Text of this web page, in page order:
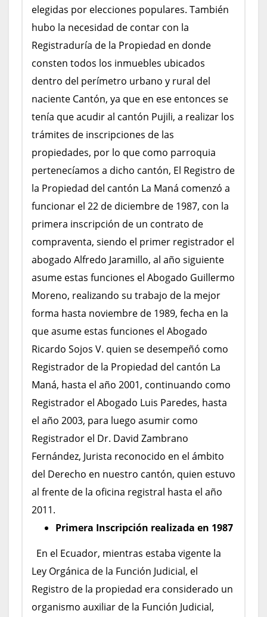
elegidas por elecciones populares. También
hubo la necesidad de contar con la
Registraduría de la Propiedad en donde
consten todos los inmuebles ubicados
dentro del perímetro urbano y rural del
naciente Cantón, ya que en ese entonces se
tenía que acudir al cantón Pujili, a realizar los
trámites de inscripciones de las
propiedades, por lo que como parroquia
pertenecíamos a dicho cantón, El Registro de
la Propiedad del cantón La Maná comenzó a
funcionar el 22 de diciembre de 1987, con la
primera inscripción de un contrato de
compraventa, siendo el primer registrador el
abogado Alfredo Jaramillo, al año siguiente
asume estas funciones el Abogado Guillermo
Moreno, realizando su trabajo de la mejor
forma hasta noviembre de 1989, fecha en la
que asume estas funciones el Abogado
Ricardo Sojos V. quien se desempeñó como
Registrador de la Propiedad del cantón La
Maná, hasta el año 2001, continuando como
Registrador el Abogado Luis Paredes, hasta
el año 2003, para luego asumir como
Registrador el Dr. David Zambrano
Fernández, Jurista reconocido en el ámbito
del Derecho en nuestro cantón, quien estuvo
al frente de la oficina registral hasta el año
2011.
Primera Inscripción realizada en 1987
En el Ecuador, mientras estaba vigente la
Ley Orgánica de la Función Judicial, el
Registro de la propiedad era considerado un
organismo auxiliar de la Función Judicial,